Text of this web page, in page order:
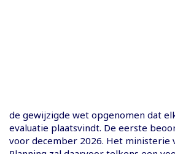
de gewijzigde wet opgenomen dat
evaluatie plaatsvindt. De eerste
voor december 2026. Het ministerie